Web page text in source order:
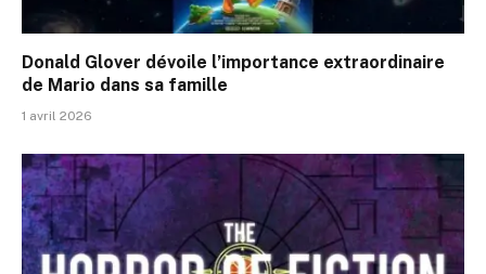
Donald Glover dévoile l’importance extraordinaire
de Mario dans sa famille
1 avril 2026